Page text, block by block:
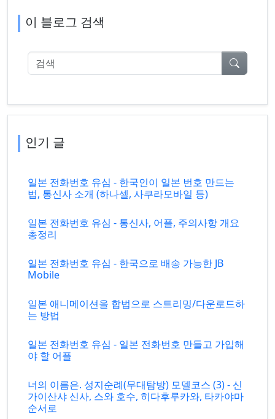
이 블로그 검색
검색
인기 글
일본 전화번호 유심 - 한국인이 일본 번호 만드는
법, 통신사 소개 (하나셀, 사쿠라모바일 등)
일본 전화번호 유심 - 통신사, 어플, 주의사항 개요
총정리
일본 전화번호 유심 - 한국으로 배송 가능한 JB
Mobile
일본 애니메이션을 합법으로 스트리밍/다운로드하
는 방법
일본 전화번호 유심 - 일본 전화번호 만들고 가입해
야 할 어플
너의 이름은. 성지순례(무대탐방) 모델코스 (3) - 신
가이산샤 신사, 스와 호수, 히다후루카와, 타카야마
순서로